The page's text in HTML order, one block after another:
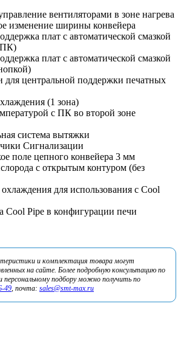
вентиляторами в зоне нагрева
изменение ширины конвейера
плат с автоматической смазкой
ПК)
плат с автоматической смазкой
для центральной поддержки печатных
(1 зона)
с ПК во второй зоне
система вытяжки
Сигнализации
поле цепного конвейера 3 мм
с открытым контуром (без
для использования с Cool
Cool Pipe в конфигурации печи
и комплектация товара могут
на сайте. Более подробную консультацию по
персональному подбору можно получить по
49, почта: sales@smt-max.ru